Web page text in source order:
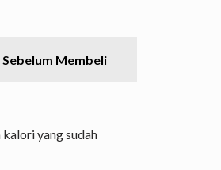
Membeli
yang sudah